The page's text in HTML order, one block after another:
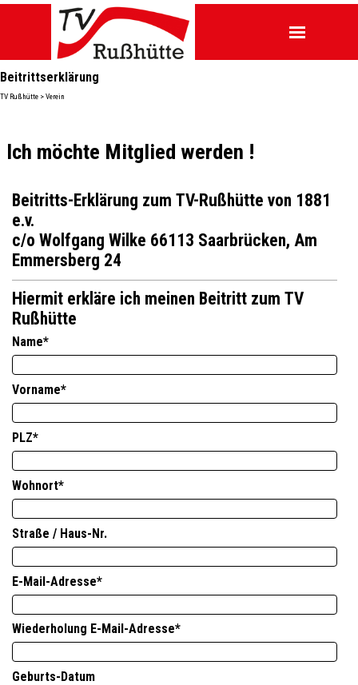
Direkt zum Seiteninhalt
Menü überspringen
Menü
Beitrittserklärung
TV Rußhütte > Verein
Ich möchte Mitglied werden !
Beitritts-Erklärung zum TV-Rußhütte von 1881
e.v.
c/o Wolfgang Wilke 66113 Saarbrücken, Am
Emmersberg 24
Hiermit erkläre ich meinen Beitritt zum TV
Rußhütte
Name*
Vorname*
PLZ*
Wohnort*
Straße / Haus-Nr.
E-Mail-Adresse*
Wiederholung E-Mail-Adresse*
Geburts-Datum